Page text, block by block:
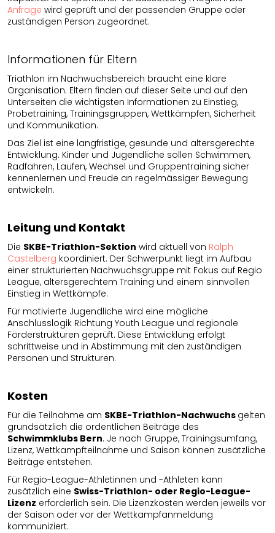
Anfrage wird geprüft und der passenden Gruppe oder
zuständigen Person zugeordnet.
Informationen für Eltern
Triathlon im Nachwuchsbereich braucht eine klare
Organisation. Eltern finden auf dieser Seite und auf den
Unterseiten die wichtigsten Informationen zu Einstieg,
Probetraining, Trainingsgruppen, Wettkämpfen, Sicherheit
und Kommunikation.
Das Ziel ist eine langfristige, gesunde und altersgerechte
Entwicklung. Kinder und Jugendliche sollen Schwimmen,
Radfahren, Laufen, Wechsel und Gruppentraining sicher
kennenlernen und Freude an regelmässiger Bewegung
entwickeln.
Leitung und Kontakt
Die SKBE-Triathlon-Sektion wird aktuell von Ralph
Castelberg koordiniert. Der Schwerpunkt liegt im Aufbau
einer strukturierten Nachwuchsgruppe mit Fokus auf Regio
League, altersgerechtem Training und einem sinnvollen
Einstieg in Wettkämpfe.
Für motivierte Jugendliche wird eine mögliche
Anschlusslogik Richtung Youth League und regionale
Förderstrukturen geprüft. Diese Entwicklung erfolgt
schrittweise und in Abstimmung mit den zuständigen
Personen und Strukturen.
Kosten
Für die Teilnahme am SKBE-Triathlon-Nachwuchs gelten
grundsätzlich die ordentlichen Beiträge des
Schwimmklubs Bern. Je nach Gruppe, Trainingsumfang,
Lizenz, Wettkampfteilnahme und Saison können zusätzliche
Beiträge entstehen.
Für Regio-League-Athletinnen und -Athleten kann
zusätzlich eine Swiss-Triathlon- oder Regio-League-
Lizenz erforderlich sein. Die Lizenzkosten werden jeweils vor
der Saison oder vor der Wettkampfanmeldung
kommuniziert.